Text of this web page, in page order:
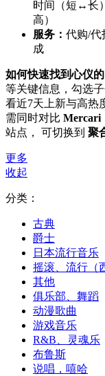
时间（短↔长
高）
服务： 代购/代
成
如何快速找到心仪
等关键信息，勾选
看近7天上新与高热
需同时对比 Mercari
站点， 可切换到 聚
更多
收起
分类：
古典
爵士
日本流行音乐
摇滚、流行（
其他
俱乐部、舞蹈
动漫歌曲
游戏音乐
R&B、灵魂乐
布鲁斯
说唱，嘻哈